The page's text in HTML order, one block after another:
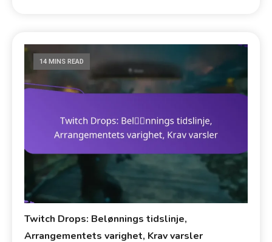
14 MINS READ
Twitch Drops: Belønnings tidslinje,
Arrangementets varighet, Krav varsler